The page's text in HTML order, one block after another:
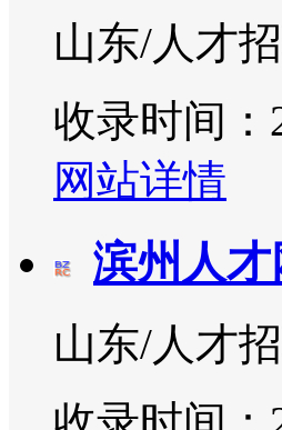
山东/人才
收录时间：
网站详情
滨州人才
山东/人才